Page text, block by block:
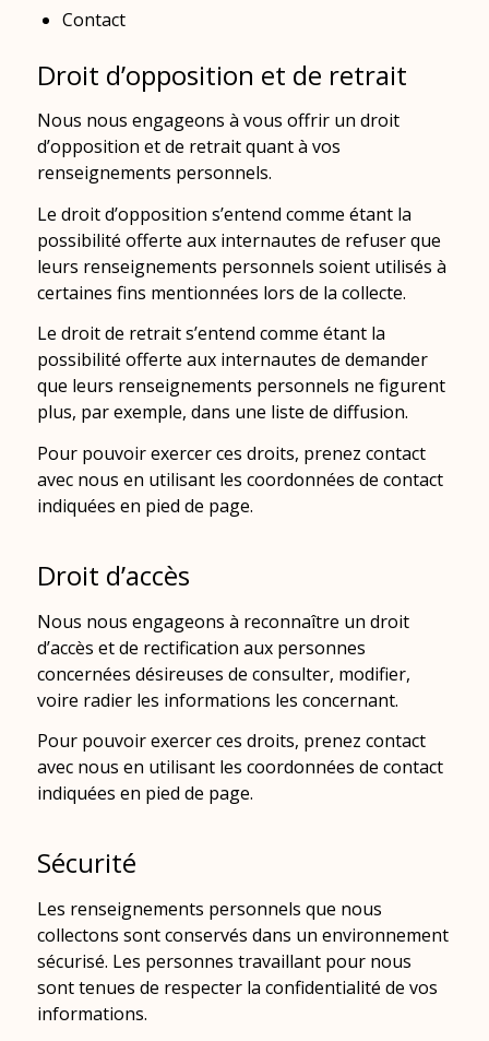
Contact
Droit d’opposition et de retrait
Nous nous engageons à vous offrir un droit
d’opposition et de retrait quant à vos
renseignements personnels.
Le droit d’opposition s’entend comme étant la
possibilité offerte aux internautes de refuser que
leurs renseignements personnels soient utilisés à
certaines fins mentionnées lors de la collecte.
Le droit de retrait s’entend comme étant la
possibilité offerte aux internautes de demander
que leurs renseignements personnels ne figurent
plus, par exemple, dans une liste de diffusion.
Pour pouvoir exercer ces droits, prenez contact
avec nous en utilisant les coordonnées de contact
indiquées en pied de page.
Droit d’accès
Nous nous engageons à reconnaître un droit
d’accès et de rectification aux personnes
concernées désireuses de consulter, modifier,
voire radier les informations les concernant.
Pour pouvoir exercer ces droits, prenez contact
avec nous en utilisant les coordonnées de contact
indiquées en pied de page.
Sécurité
Les renseignements personnels que nous
collectons sont conservés dans un environnement
sécurisé. Les personnes travaillant pour nous
sont tenues de respecter la confidentialité de vos
informations.